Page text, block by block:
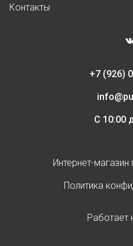
Контакты
+7 (926)
С 10:00
Интернет-магазин
Политика
Работает